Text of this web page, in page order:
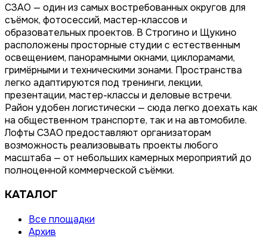
СЗАО — один из самых востребованных округов для
съёмок, фотосессий, мастер-классов и
образовательных проектов. В Строгино и Щукино
расположены просторные студии с естественным
освещением, панорамными окнами, циклорамами,
гримёрными и техническими зонами. Пространства
легко адаптируются под тренинги, лекции,
презентации, мастер-классы и деловые встречи.
Район удобен логистически — сюда легко доехать как
на общественном транспорте, так и на автомобиле.
Лофты СЗАО предоставляют организаторам
возможность реализовывать проекты любого
масштаба — от небольших камерных мероприятий до
полноценной коммерческой съёмки.
КАТАЛОГ
Все площадки
Архив